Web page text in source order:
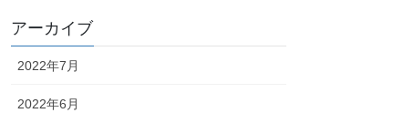
アーカイブ
2022年7月
2022年6月